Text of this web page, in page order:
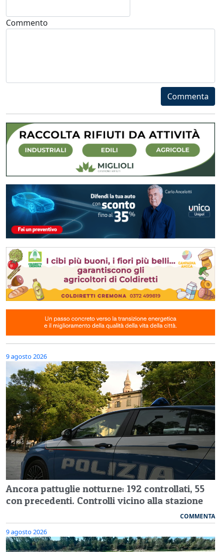
Commento
Commenta
9 agosto 2026
Ancora pattuglie notturne: 192 controllati, 55
con precedenti. Controlli vicino alla stazione
COMMENTA
9 agosto 2026